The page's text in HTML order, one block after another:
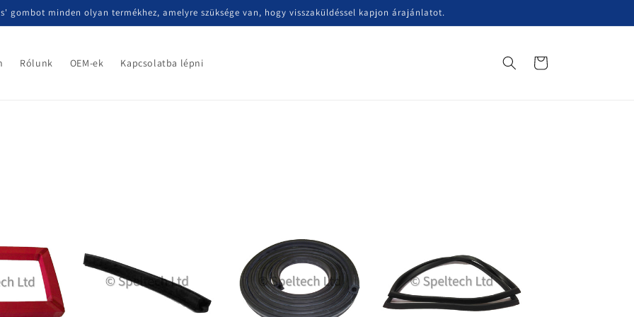
gombot minden olyan termékhez, amelyre szüksége van, hogy visszaküldéssel kapjon árajánlatot.
Rólunk OEM-ek Kapcsolatba lépni Kosár